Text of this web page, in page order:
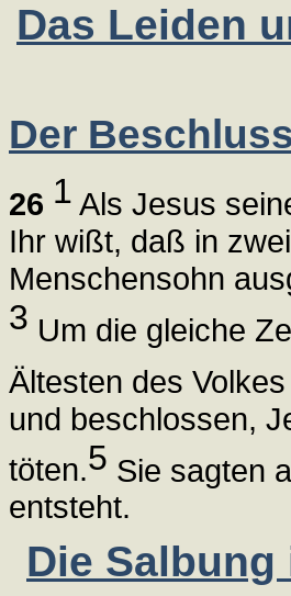
Das Leiden
Der
26 1 Als Jesus
Ihr wißt, daß in
Menschensohn
3 Um die gleiche
Ältesten des
und beschlossen,
töten.5 Sie sagten
entsteht.
Die Salbung